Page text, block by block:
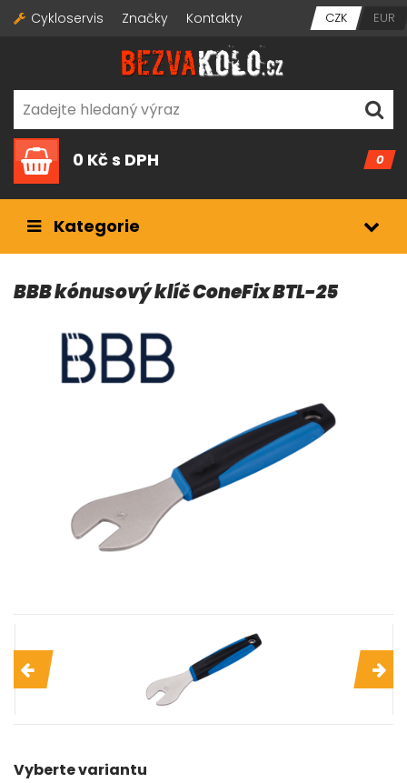
Cykloservis Značky Kontakty CZK EUR
0
0 Kčs DPH
Kategorie
BBB kónusový klíč ConeFix BTL-25
Vyberte variantu